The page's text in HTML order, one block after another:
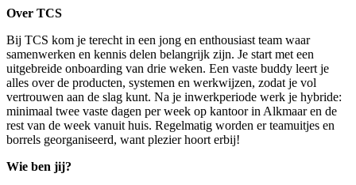
Over TCS
Bij TCS kom je terecht in een jong en enthousiast team waar
samenwerken en kennis delen belangrijk zijn. Je start met een
uitgebreide onboarding van drie weken. Een vaste buddy leert je
alles over de producten, systemen en werkwijzen, zodat je vol
vertrouwen aan de slag kunt. Na je inwerkperiode werk je hybride:
minimaal twee vaste dagen per week op kantoor in Alkmaar en de
rest van de week vanuit huis. Regelmatig worden er teamuitjes en
borrels georganiseerd, want plezier hoort erbij!
Wie ben jij?